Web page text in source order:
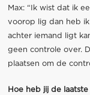
Max: “Ik wist dat ik
voorop lig dan heb
achter iemand ligt
geen controle over.
plaatsen om de
Hoe heb jij de